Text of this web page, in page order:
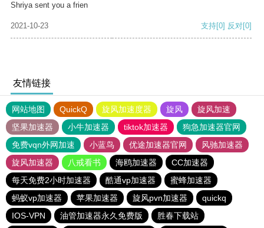
Shriya sent you a frien
2021-10-23 支持[0] 反对[0]
友情链接
网站地图 QuickQ 旋风加速度器 旋风
旋风加速
坚果加速器
小牛加速器 tiktok加速器
狗急加速器官网
免费vqn外网加速
小蓝鸟 优途加速器官网
风驰加速器
旋风加速器
八戒看书 海鸥加速器
CC加速器
每天免费2小时加速器
酷通vp加速器
蜜蜂加速器
蚂蚁vp加速器
苹果加速器 旋风pvn加速器
quickq
IOS-VPN
油管加速器永久免费版
胜春下载站